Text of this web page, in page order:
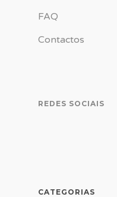
FAQ
Contactos
REDES SOCIAIS
CATEGORIAS